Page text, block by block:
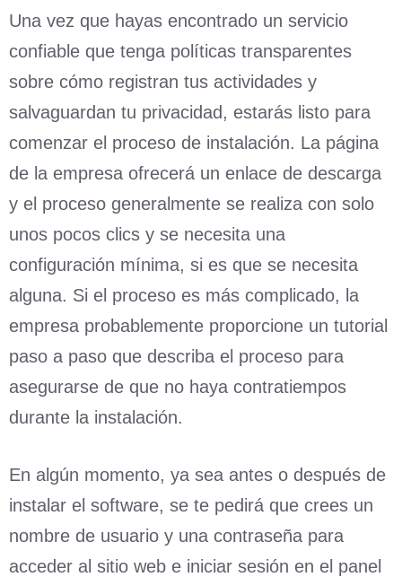
Una vez que hayas encontrado un servicio
confiable que tenga políticas transparentes
sobre cómo registran tus actividades y
salvaguardan tu privacidad, estarás listo para
comenzar el proceso de instalación. La página
de la empresa ofrecerá un enlace de descarga
y el proceso generalmente se realiza con solo
unos pocos clics y se necesita una
configuración mínima, si es que se necesita
alguna. Si el proceso es más complicado, la
empresa probablemente proporcione un tutorial
paso a paso que describa el proceso para
asegurarse de que no haya contratiempos
durante la instalación.
En algún momento, ya sea antes o después de
instalar el software, se te pedirá que crees un
nombre de usuario y una contraseña para
acceder al sitio web e iniciar sesión en el panel